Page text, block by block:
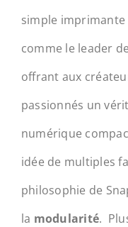
simple imprimante
comme le leader
offrant aux
passionnés un
numérique
idée de multiples
philosophie de
la modularité.